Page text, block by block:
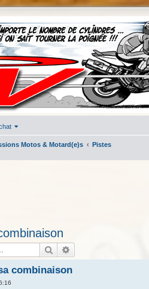
Motos & Motard(e)s Pistes
Rechercher
combinaison